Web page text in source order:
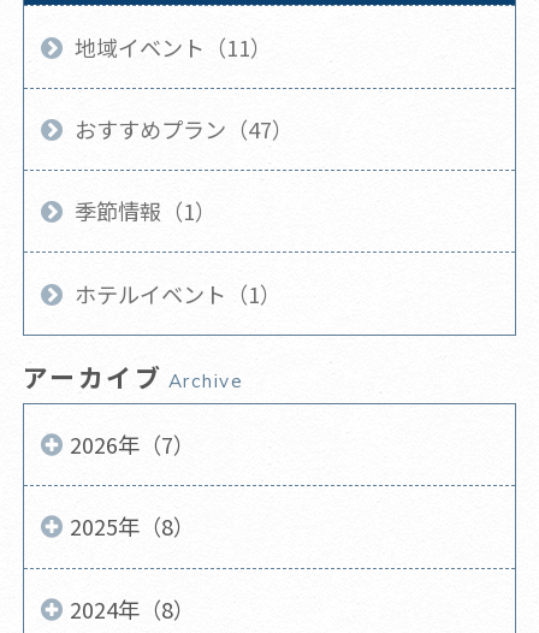
地域イベント（11）
おすすめプラン（47）
季節情報（1）
ホテルイベント（1）
アーカイブ Archive
2026年（7）
2025年（8）
2024年（8）